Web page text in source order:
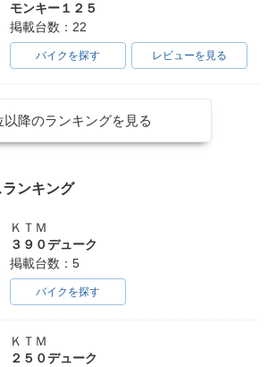
モンキー１２５
掲載台数：22
バイクを探す レビューを見る
以降のランキングを見る
ンキング
ＫＴＭ
３９０デューク
掲載台数：5
バイクを探す
ＫＴＭ
２５０デューク